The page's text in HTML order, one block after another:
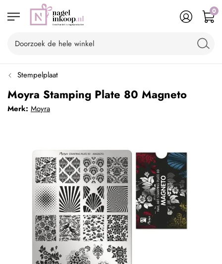
0
Stempelplaat
Moyra Stamping Plate 80 Magneto
Merk: Moyra